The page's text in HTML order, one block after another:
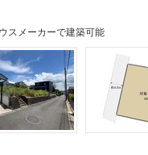
スメーカーで建築可能